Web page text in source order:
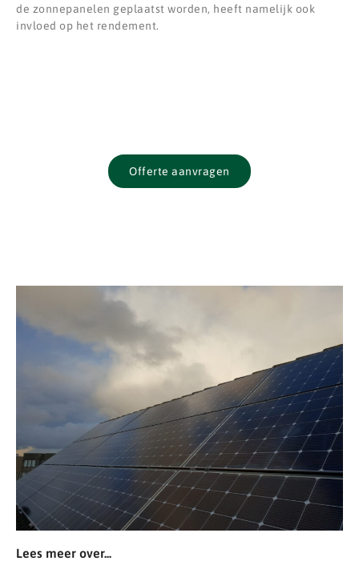
de zonnepanelen geplaatst worden, heeft namelijk ook
invloed op het rendement.
Offerte aanvragen
Lees meer over...